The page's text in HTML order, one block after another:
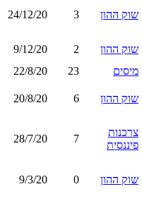
שוק ההון 3
24/12/20
שוק ההון 2
9/12/20
מיסים 23
22/8/20
שוק ההון 6
20/8/20
צרכנות
פיננסית
7
28/7/20
שוק ההון 0
9/3/20